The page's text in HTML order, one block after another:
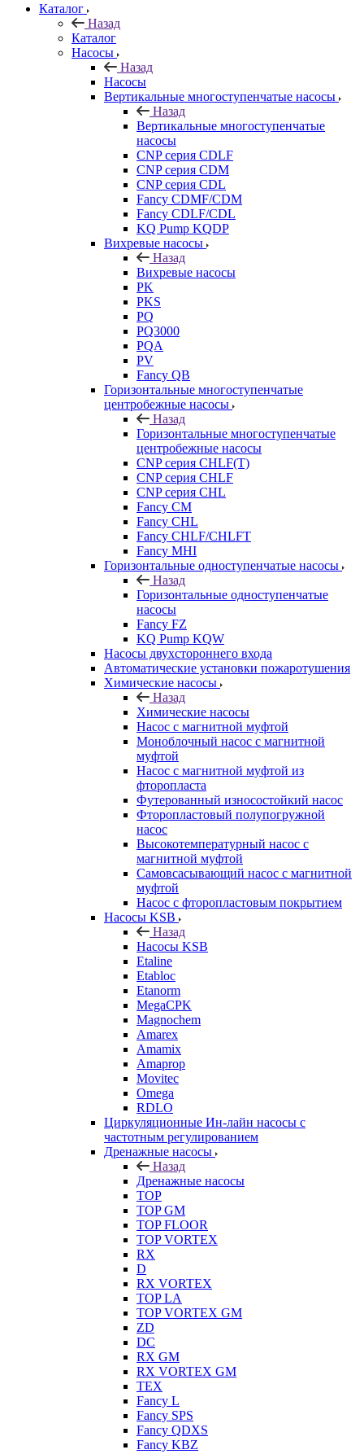
Каталог
Назад
Каталог
Насосы
Назад
Насосы
Вертикальные многоступенчатые насосы
Назад
Вертикальные многоступенчатые
насосы
CNP серия CDLF
CNP серия CDM
CNP серия CDL
Fancy CDMF/CDM
Fancy CDLF/CDL
KQ Pump KQDP
Вихревые насосы
Назад
Вихревые насосы
PK
PKS
PQ
PQ3000
PQA
PV
Fancy QB
Горизонтальные многоступенчатые
центробежные насосы
Назад
Горизонтальные многоступенчатые
центробежные насосы
CNP серия CHLF(T)
CNP серия CHLF
CNP серия CHL
Fancy CM
Fancy CHL
Fancy CHLF/CHLFT
Fancy MHI
Горизонтальные одноступенчатые насосы
Назад
Горизонтальные одноступенчатые
насосы
Fancy FZ
KQ Pump KQW
Насосы двухстороннего входа
Автоматические установки пожаротушения
Химические насосы
Назад
Химические насосы
Насос с магнитной муфтой
Моноблочный насос с магнитной
муфтой
Насос с магнитной муфтой из
фторопласта
Футерованный износостойкий насос
Фторопластовый полупогружной
насос
Высокотемпературный насос с
магнитной муфтой
Самовсасывающий насос с магнитной
муфтой
Насос с фторопластовым покрытием
Насосы KSB
Назад
Насосы KSB
Etaline
Etabloc
Etanorm
MegaCPK
Magnochem
Amarex
Amamix
Amaprop
Movitec
Omega
RDLO
Циркуляционные Ин-лайн насосы с
частотным регулированием
Дренажные насосы
Назад
Дренажные насосы
TOP
TOP GM
TOP FLOOR
TOP VORTEX
RX
D
RX VORTEX
TOP LA
TOP VORTEX GM
ZD
DC
RX GM
RX VORTEX GM
TEX
Fancy L
Fancy SPS
Fancy QDXS
Fancy KBZ